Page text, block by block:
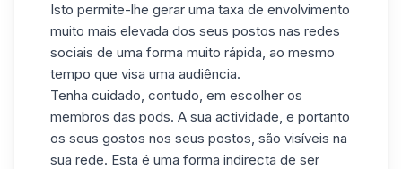
Isto permite-lhe gerar uma taxa de envolvimento
muito mais elevada dos seus postos nas redes
sociais de uma forma muito rápida, ao mesmo
tempo que visa uma audiência.
Tenha cuidado, contudo, em escolher os
membros das pods. A sua actividade, e portanto
os seus gostos nos seus postos, são visíveis na
sua rede. Esta é uma forma indirecta de ser